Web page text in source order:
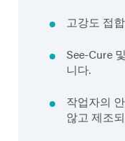
고강도 접
See-Cure
니다.
작업자의
않고 제조